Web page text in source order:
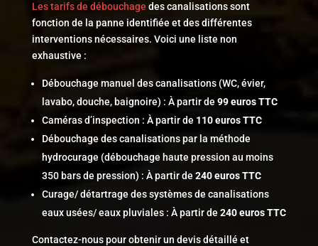
Les tarifs de débouchage des canalisations sont
fonction de la panne identifiée et des différentes
interventions nécessaires. Voici une liste non
exhaustive :
Débouchage manuel des canalisations (WC, évier,
lavabo, douche, baignoire) : À partir de 99 euros TTC
Caméras d’inspection : À partir de 110 euros TTC
Débouchage des canalisations par la méthode
hydrocurage (débouchage haute pression au moins
350 bars de pression) : À partir de 240 euros TTC
Curage/ détartrage des systèmes de canalisations
eaux usées/ eaux pluviales : À partir de 240 euros TTC
Contactez-nous pour obtenir un devis détaillé et